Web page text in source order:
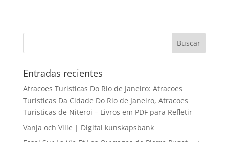
Entradas recientes
Atracoes Turisticas Do Rio de Janeiro: Atracoes
Turisticas Da Cidade Do Rio de Janeiro, Atracoes
Turisticas de Niteroi – Livros em PDF para Refletir
Vanja och Ville | Digital kunskapsbank